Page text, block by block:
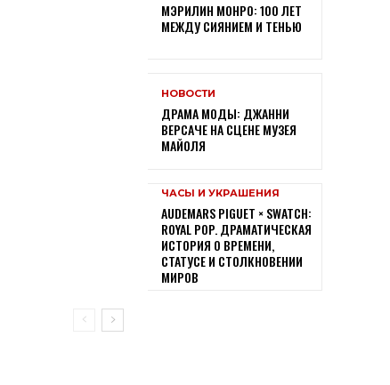
МЭРИЛИН МОНРО: 100 ЛЕТ
МЕЖДУ СИЯНИЕМ И ТЕНЬЮ
НОВОСТИ
ДРАМА МОДЫ: ДЖАННИ
ВЕРСАЧЕ НА СЦЕНЕ МУЗЕЯ
МАЙОЛЯ
ЧАСЫ И УКРАШЕНИЯ
AUDEMARS PIGUET × SWATCH:
ROYAL POP. ДРАМАТИЧЕСКАЯ
ИСТОРИЯ О ВРЕМЕНИ,
СТАТУСЕ И СТОЛКНОВЕНИИ
МИРОВ